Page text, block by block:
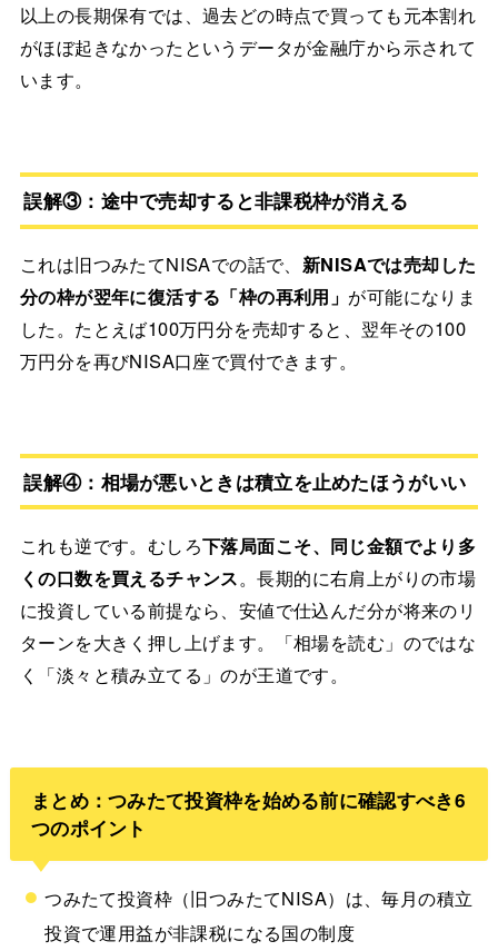
以上の長期保有では、過去どの時点で買っても元本割れ
がほぼ起きなかったというデータが金融庁から示されて
います。
誤解③：途中で売却すると非課税枠が消える
これは旧つみたてNISAでの話で、 新NISAでは売却した
分の枠が翌年に復活する「枠の再利用」 が可能になりま
した。たとえば100万円分を売却すると、翌年その100
万円分を再びNISA口座で買付できます。
誤解④：相場が悪いときは積立を止めたほうがいい
これも逆です。むしろ下落局面こそ、同じ金額でより多
くの口数を買えるチャンス。長期的に右肩上がりの市場
に投資している前提なら、安値で仕込んだ分が将来のリ
ターンを大きく押し上げます。「相場を読む」のではな
く「淡々と積み立てる」のが王道です。
まとめ：つみたて投資枠を始める前に確認すべき6
つのポイント
つみたて投資枠（旧つみたてNISA）は、毎月の積立
投資で運用益が非課税になる国の制度